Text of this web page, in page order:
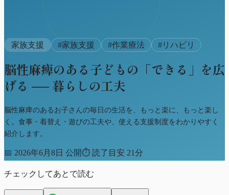
家族支援 #家族支援 #作業療法 #リハビリ
脳性麻痺のある子どもの「できる」を広
げる ── 暮らしの工夫
脳性麻痺のあるお子さんの毎日の生活を、もっと楽に、もっと楽し
く。食事・着替え・遊びの工夫や、使える支援制度をわかりやすく
紹介します。
📅 2026年6月8日 公開⏱ 読了目安 21分
チェックしてあとで読む